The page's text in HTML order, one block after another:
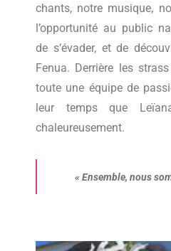
chants, notre musique,
l’opportunité au public
de s’évader, et de
Fenua. Derrière les
toute une équipe de
leur temps que
chaleureusement.
« Ensemble, nous